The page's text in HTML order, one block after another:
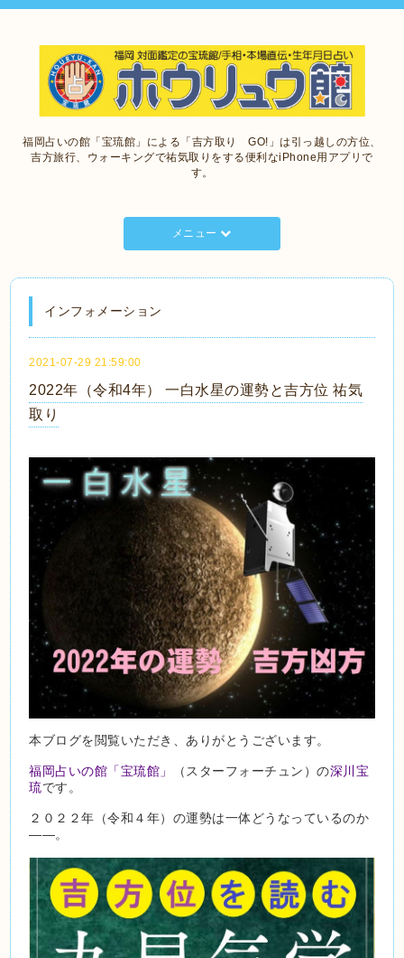
福岡占いの館「宝琉館」による「吉方取り GO!」は引っ越しの方位、
吉方旅行、ウォーキングで祐気取りをする便利なiPhone用アプリで
す。
メニュー
インフォメーション
2021-07-29 21:59:00
2022年（令和4年） 一白水星の運勢と吉方位 祐気
取り
本ブログを閲覧いただき、ありがとうございます。
福岡占いの館「宝琉館」 （スターフォーチュン）の深川宝
琉です。
２０２２年（令和４年）の運勢は一体どうなっているのか
――。